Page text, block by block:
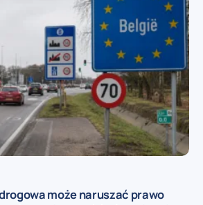
może naruszać prawo